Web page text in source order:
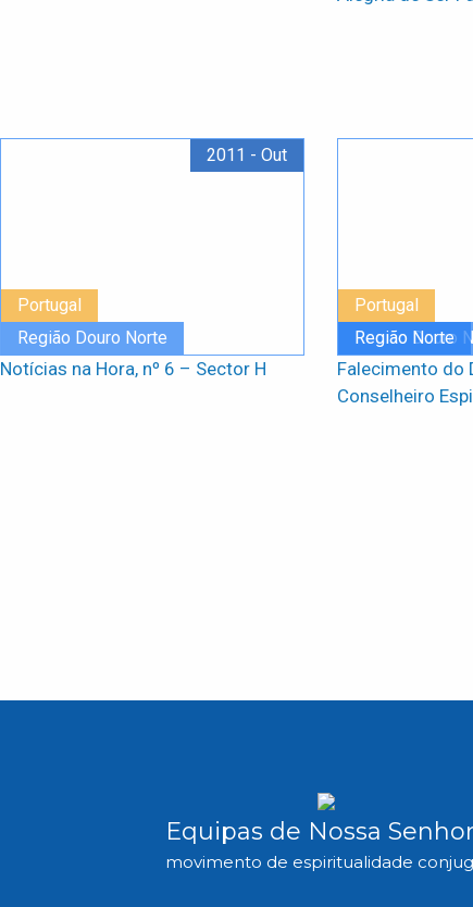
Portugal
Região Douro Norte
2011 - Out
Notícias na Hora, nº 6 – Sector H
Portugal
Região Douro
Região Norte
Falecimento do
Conselheiro
Equipas de Nossa
movimento de espiritualidade